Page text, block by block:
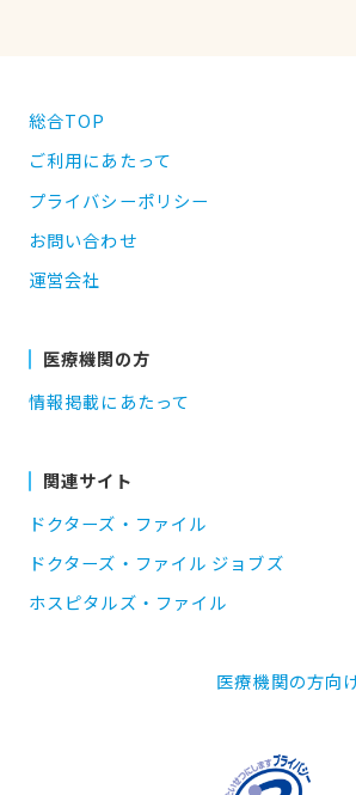
総合TOP
ご利用にあたって
プライバシーポリシー
お問い合わせ
運営会社
医療機関の方
情報掲載にあたって
関連サイト
ドクターズ・ファイル
ドクターズ・ファイル ジョブズ
ホスピタルズ・ファイル
医療機関の方向